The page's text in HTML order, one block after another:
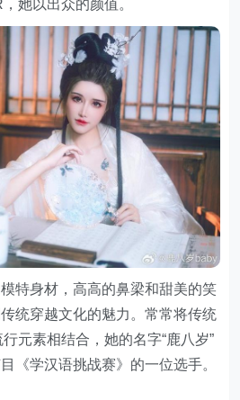
她以出众的颜值。
特身材，高高的鼻梁和甜美的笑
统穿越文化的魅力。常常将传统
元素相结合，她的名字“鹿八岁”
《学汉语挑战赛》的一位选手。